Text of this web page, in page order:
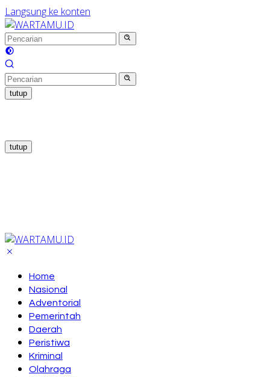
Langsung ke konten
tutup
tutup
Home
Nasional
Adventorial
Pemerintah
Daerah
Peristiwa
Kriminal
Olahraga